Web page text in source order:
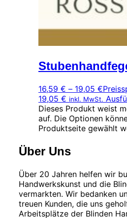
16,59 € – 19,05 €
19,05 € inkl. MwSt.
Dieses Produkt weist
auf. Die Optionen
Produktseite gewählt
Über Uns
Über 20 Jahren helfen wir
Handwerkskunst und die
vermarkten. Wir bedanken
treuen Kunden, die uns
Arbeitsplätze der Blinden